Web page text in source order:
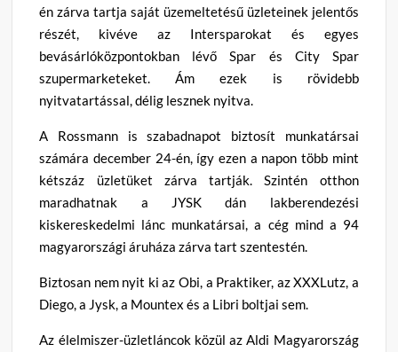
én zárva tartja saját üzemeltetésű üzleteinek jelentős
részét, kivéve az Intersparokat és egyes
bevásárlóközpontokban lévő Spar és City Spar
szupermarketeket. Ám ezek is rövidebb
nyitvatartással, délig lesznek nyitva.
A Rossmann is szabadnapot biztosít munkatársai
számára december 24-én, így ezen a napon több mint
kétszáz üzletüket zárva tartják. Szintén otthon
maradhatnak a JYSK dán lakberendezési
kiskereskedelmi lánc munkatársai, a cég mind a 94
magyarországi áruháza zárva tart szentestén.
Biztosan nem nyit ki az Obi, a Praktiker, az XXXLutz, a
Diego, a Jysk, a Mountex és a Libri boltjai sem.
Az élelmiszer-üzletláncok közül az Aldi Magyarország